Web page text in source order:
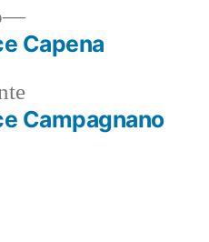
Articolo
precedente:
Campagnano
Articolo
successivo:
Capena